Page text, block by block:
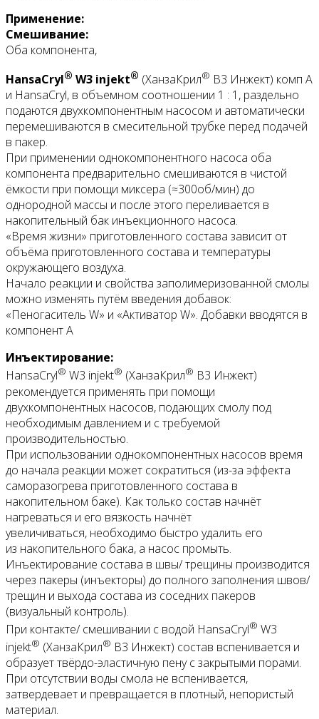
Применение:
Смешивание:
Оба компонента,
HansaCryl® W3 injekt® (ХанзаКрил® В3 Инжект) комп А
и HansaCryl, в объемном соотношении 1 : 1, раздельно
подаются двухкомпонентным насосом и автоматически
перемешиваются в смесительной трубке перед подачей
в пакер.
При применении однокомпонентного насоса оба
компонента предварительно смешиваются в чистой
ёмкости при помощи миксера (≈300об/мин) до
однородной массы и после этого переливается в
накопительный бак инъекционного насоса.
«Время жизни» приготовленного состава зависит от
объёма приготовленного состава и температуры
окружающего воздуха.
Начало реакции и свойства заполимеризованной смолы
можно изменять путём введения добавок:
«Пеногаситель W» и «Активатор W». Добавки вводятся в
компонент А
Инъектирование:
HansaCryl® W3 injekt® (ХанзаКрил® В3 Инжект)
рекомендуется применять при помощи
двухкомпонентных насосов, подающих смолу под
необходимым давлением и с требуемой
производительностью.
При использовании однокомпонентных насосов время
до начала реакции может сократиться (из-за эффекта
саморазогрева приготовленного состава в
накопительном баке). Как только состав начнёт
нагреваться и его вязкость начнёт
увеличиваться, необходимо быстро удалить его
из накопительного бака, а насос промыть.
Инъектирование состава в швы/ трещины производится
через пакеры (инъекторы) до полного заполнения швов/
трещин и выхода состава из соседних пакеров
(визуальный контроль).
При контакте/ смешивании с водой HansaCryl® W3
injekt® (ХанзаКрил® В3 Инжект) состав вспенивается и
образует твёрдо-эластичную пену с закрытыми порами.
При отсутствии воды смола не вспенивается,
затвердевает и превращается в плотный, непористый
материал.